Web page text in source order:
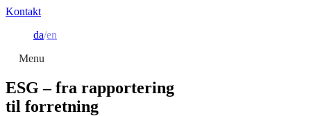
Kontakt
da en
Menu
ESG – fra rapportering
til forretning